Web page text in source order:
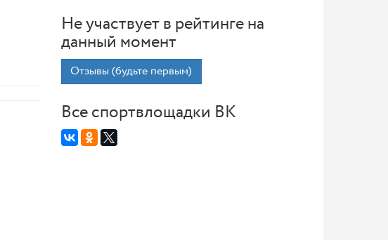
Не участвует в рейтинге на
данный момент
Отзывы (будьте первым)
Все спортвлощадки ВК